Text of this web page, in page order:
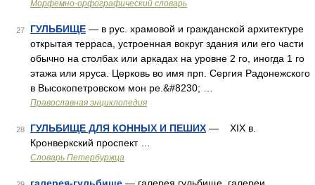
Морфемно-орфографический словарь
27 ГУЛЬБИЩЕ — в рус. храмовой и гражданской архитектуре
открытая терраса, устроенная вокруг здания или его части
обычно на столбах или аркадах на уровне 2 го, иногда 1 го
этажа или яруса. Церковь во имя прп. Сергия Радонежского
в Высокопетровском мон ре.&#8230; …
Православная энциклопедия
28 ГУЛЬБИЩЕ ДЛЯ КОННЫХ И ПЕШИХ — XIX в.
Кронверкский проспект …
Словарь Петербуржца